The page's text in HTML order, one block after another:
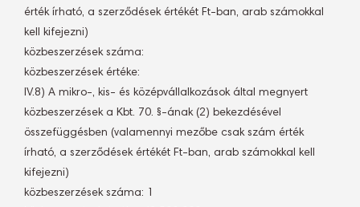
érték írható, a szerződések értékét Ft-ban, arab számokkal
kell kifejezni)
közbeszerzések száma: 
közbeszerzések értéke:
IV.8) A mikro-, kis- és középvállalkozások által megnyert
közbeszerzések a Kbt. 70. §-ának (2) bekezdésével
összefüggésben (valamennyi mezőbe csak szám érték
írható, a szerződések értékét Ft-ban, arab számokkal kell
kifejezni)
közbeszerzések száma: 1